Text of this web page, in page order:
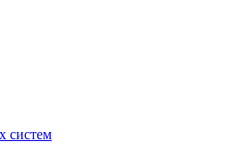
систем